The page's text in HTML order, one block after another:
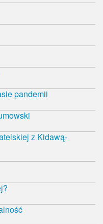
pandemii
z Kidawą-